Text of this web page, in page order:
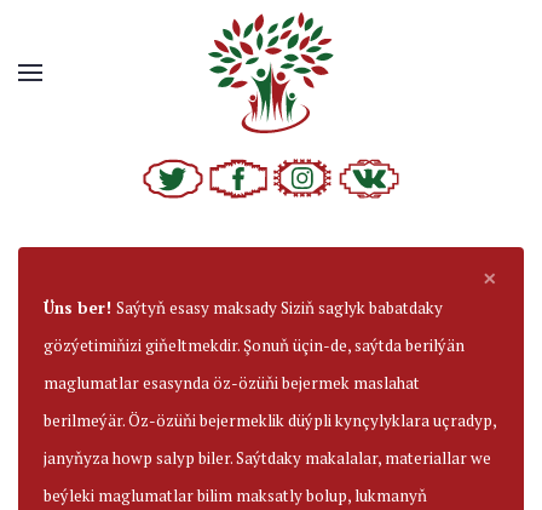
×
Üns ber! Saýtyň esasy maksady Siziň saglyk babatdaky
gözýetimiňizi giňeltmekdir. Şonuň üçin-de, saýtda berilýän
maglumatlar esasynda öz-özüňi bejermek maslahat
berilmeýär. Öz-özüňi bejermeklik düýpli kynçylyklara uçradyp,
janyňyza howp salyp biler. Saýtdaky makalalar, materiallar we
beýleki maglumatlar bilim maksatly bolup, lukmanyň